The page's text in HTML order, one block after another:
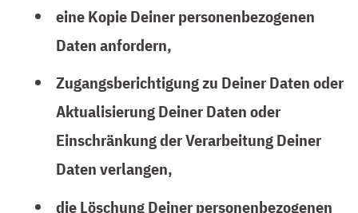
eine Kopie Deiner personenbezogenen
Daten anfordern,
Zugangsberichtigung zu Deiner Daten oder
Aktualisierung Deiner Daten oder
Einschränkung der Verarbeitung Deiner
Daten verlangen,
die Löschung Deiner personenbezogenen